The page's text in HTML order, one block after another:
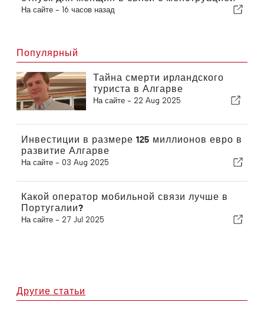
На сайте - 16 часов назад
Популярный
Тайна смерти ирландского
туриста в Алгарве
На сайте - 22 Aug 2025
Инвестиции в размере 125 миллионов евро в
развитие Алгарве
На сайте - 03 Aug 2025
Какой оператор мобильной связи лучше в
Португалии?
На сайте - 27 Jul 2025
Другие статьи